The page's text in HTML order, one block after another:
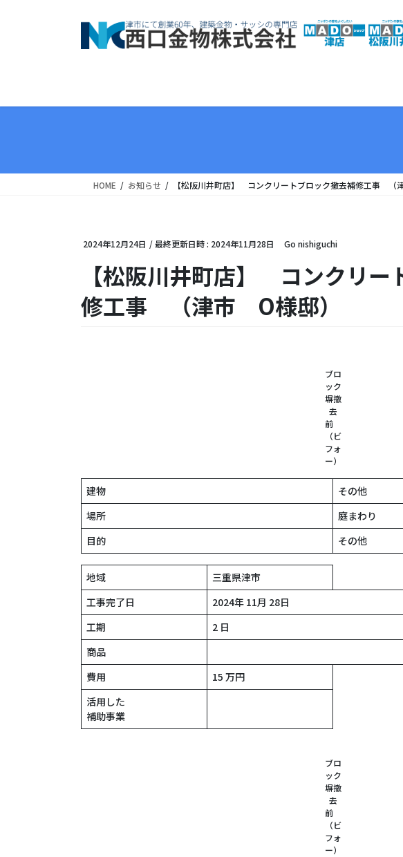
ス
ン
HOME お知らせ 【松阪川井町店】 コンクリートブロック撤去補修工事 （
2024年12月24日 / 最終更新日時 : 2024年11月28日 Go nishiguchi
【松阪川井町店】 コンクリー
修工事 （津市 O様邸）
ブロ
ック
塀撤
去
前
（ビ
フォ
ー）
建物
その他
場所
庭まわり
目的
その他
地域
三重県津市
工事完了日
2024年 11月 28日
工期
2 日
商品
費用
15 万円
活用した
補助事業
ブロ
ック
塀撤
去
前
（ビ
フォ
ー）